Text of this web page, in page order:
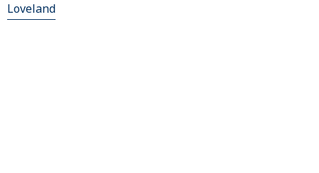
Loveland